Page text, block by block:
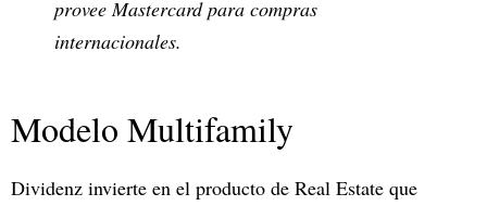
provee Mastercard para compras
internacionales.
Modelo Multifamily
Dividenz invierte en el producto de Real Estate que